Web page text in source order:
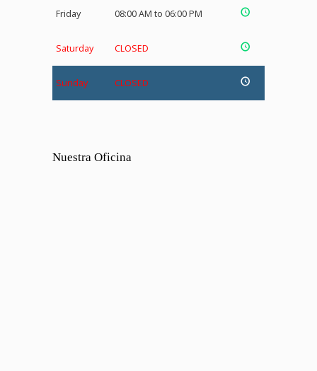
Friday 08:00 AM to 06:00 PM
Saturday CLOSED
Sunday CLOSED
Nuestra Oficina